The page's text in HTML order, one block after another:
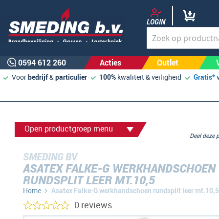
LOGIN
0594 612 260 Acties Outlet
Voorbedrijf&particulier 100% kwaliteit & veiligheid Gratis*
Open productgroep menu
SMEDING BV
ASATEX FALKE-G WERKHANDSCHOEN
RUNDSPLIT LEER MT.10,5
Home Asatex Falke-G werkhandschoen rundsplit leer mt.10,5
Deel
0 reviews